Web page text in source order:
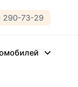
290-73-29